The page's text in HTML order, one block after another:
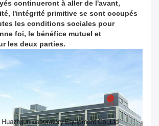
continueront à aller de l'avant,
l'intégrité primitive se sont occupés
les conditions sociales pour
foi, le bénéfice mutuel et
les deux parties.